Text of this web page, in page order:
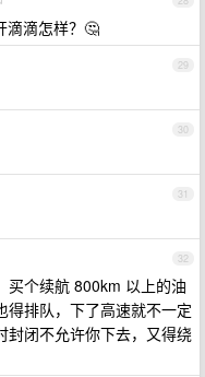
滴滴怎样？🤔
29
30
31
32
买个续航 800km 以上的油
得排队，下了高速就不一定
封闭不允许你下去，又得绕